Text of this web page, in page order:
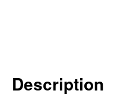
Description